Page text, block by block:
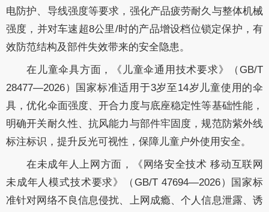
电防护、导线强度等要求，强化产品疲劳耐久与整体机械
强度，并对车速超8公里/时的产品增设档位锁定保护，有
效防范结构及部件失效带来的安全隐患。
在儿童伞具方面，《儿童伞通用技术要求》（GB/T
28477—2026）国家标准适用于3岁至14岁儿童使用的伞
具，优化伞面强度、开合力度与底座稳定性等基础性能，
明确开关耐久性、抗风能力与部件牢固度，规范防紫外线
标注标识，提升反光可视性，保障儿童户外使用安全。
在未成年人上网方面，《网络安全技术 移动互联网
未成年人模式技术要求》（GB/T 47694—2026）国家标
准针对网络不良信息侵扰、上网成瘾、个人信息泄露、诱